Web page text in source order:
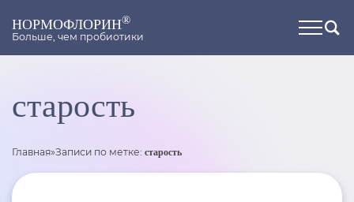
НОРМОФЛОРИН®
Больше, чем пробиотики
старость
Главная»Записи по метке: старость